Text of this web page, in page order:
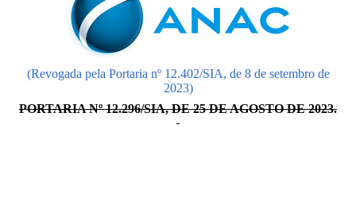
(Revogada pela Portaria nº 12.402/SIA, de 8 de setembro de
2023)
PORTARIA Nº 12.296/SIA, DE 25 DE AGOSTO DE 2023.